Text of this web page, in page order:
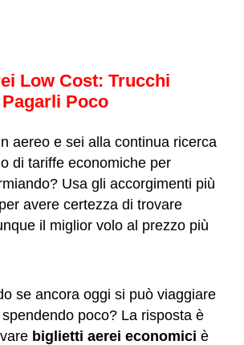
Low Cost: Trucchi
Poco
aereo e sei alla continua ricerca
di tariffe economiche per
Usa gli accorgimenti più
avere certezza di trovare
il miglior volo al prezzo più
se ancora oggi si può viaggiare
spendendo poco? La risposta è
biglietti aerei economici è